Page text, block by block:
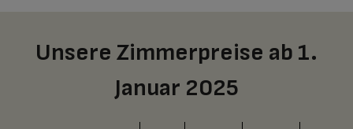
Unsere Zimmerpreise ab 1.
Januar 2025